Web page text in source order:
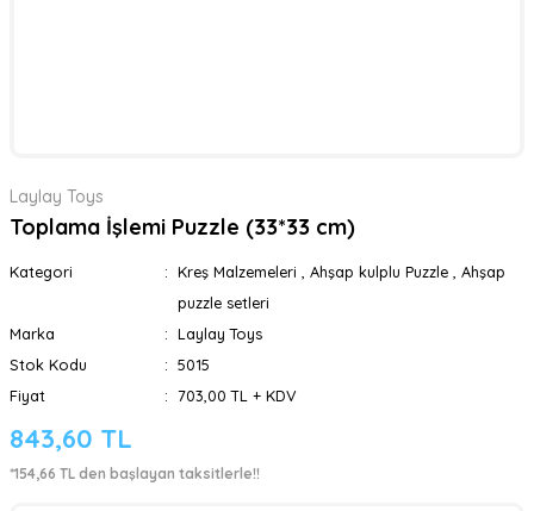
Laylay Toys
Toplama İşlemi Puzzle (33*33 cm)
Kategori Kreş Malzemeleri Ahşap kulplu Puzzle
Ahşap
puzzle setleri
Marka
Laylay Toys
Stok Kodu
5015
Fiyat
703,00 TL + KDV
843,60 TL
*154,66 TL den başlayan taksitlerle!!